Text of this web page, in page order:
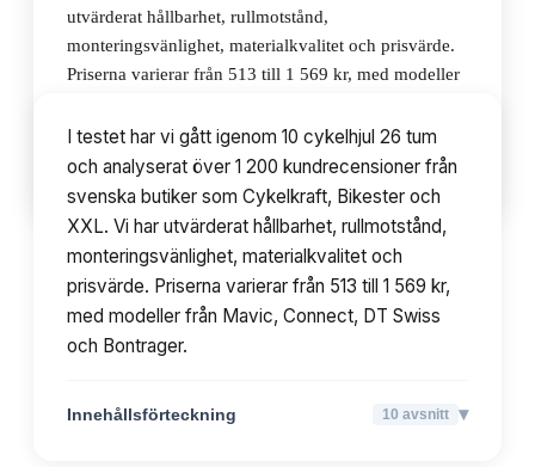
utvärderat hållbarhet, rullmotstånd,
monteringsvänlighet, materialkvalitet och prisvärde.
Priserna varierar från 513 till 1 569 kr, med modeller
Innehållsförteckning 10avsnitt
I testet har vi gått igenom 10 cykelhjul 26 tum
och analyserat över 1 200 kundrecensioner från
svenska butiker som Cykelkraft, Bikester och
XXL. Vi har utvärderat hållbarhet, rullmotstånd,
monteringsvänlighet, materialkvalitet och
prisvärde. Priserna varierar från 513 till 1 569 kr,
med modeller från Mavic, Connect, DT Swiss
och Bontrager.
Innehållsförteckning 10 avsnitt ▾